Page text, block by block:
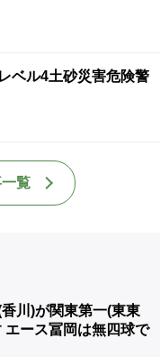
ベル4土砂災害危険警
覧
川)が関東第一(東東
エース冨岡は無四球で